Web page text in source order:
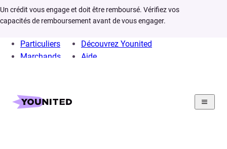
Un crédit vous engage et doit être remboursé. Vérifiez vos
capacités de remboursement avant de vous engager.
Particuliers
Marchands
Découvrez Younited
Aide
Home
Comment obtenir un rachat de crédit à taux bas